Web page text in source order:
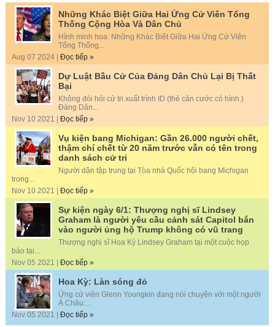
Những Khác Biệt Giữa Hai Ứng Cử Viên Tổng
Thống Cộng Hòa Và Dân Chủ
Hình minh họa: Những Khác Biệt Giữa Hai Ứng Cử Viên
Tổng Thống...
Aug 07 2024 | Đọc tiếp »
Dự Luật Bầu Cử Của Đảng Dân Chủ Lại Bị Thất
Bại
Không đòi hỏi cử tri xuất trình ID (thẻ căn cước có hình.)
Đảng Dân...
Nov 10 2021 | Đọc tiếp »
Vụ kiện bang Michigan: Gần 26.000 người chết,
thậm chí chết từ 20 năm trước vẫn có tên trong
danh sách cử tri
Người dân tập trung tại Tòa nhà Quốc hội bang Michigan
trong...
Nov 10 2021 | Đọc tiếp »
Sự kiện ngày 6/1: Thượng nghị sĩ Lindsey
Graham là người yêu cầu cảnh sát Capitol bắn
vào người ủng hộ Trump không có vũ trang
Thượng nghị sĩ Hoa Kỳ Lindsey Graham tại một cuộc họp
báo tại...
Nov 05 2021 | Đọc tiếp »
Hoa Kỳ: Làn sóng đỏ
Ứng cử viên Glenn Youngkin đang nói chuyện với một người
Á Châu:...
Nov 05 2021 | Đọc tiếp »